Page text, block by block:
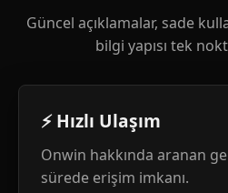
Güncel açıklamalar, sade
bilgi yapısı tek
⚡ Hızlı Ulaşım
Onwin hakkında aranan
sürede erişim imkanı.